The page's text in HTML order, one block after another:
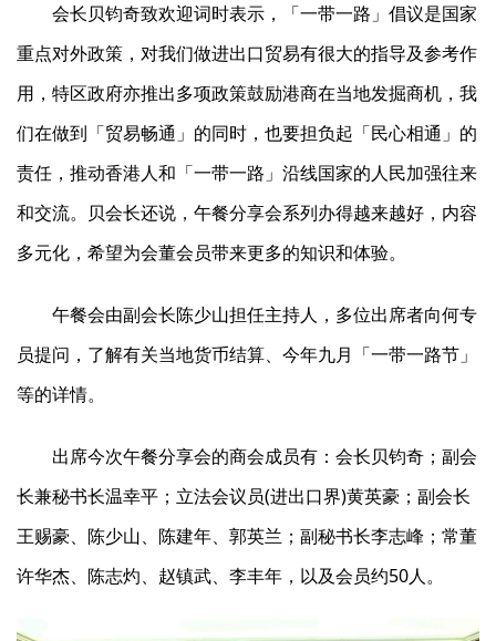
会长贝钧奇致欢迎词时表示，「一带一路」倡议是国家
重点对外政策，对我们做进出口贸易有很大的指导及参考作
用，特区政府亦推出多项政策鼓励港商在当地发掘商机，我
们在做到「贸易畅通」的同时，也要担负起「民心相通」的
责任，推动香港人和「一带一路」沿线国家的人民加强往来
和交流。贝会长还说，午餐分享会系列办得越来越好，内容
多元化，希望为会董会员带来更多的知识和体验。
午餐会由副会长陈少山担任主持人，多位出席者向何专
员提问，了解有关当地货币结算、今年九月「一带一路节」
等的详情。
出席今次午餐分享会的商会成员有：会长贝钧奇；副会
长兼秘书长温幸平；立法会议员(进出口界)黄英豪；副会长
王赐豪、陈少山、陈建年、郭英兰；副秘书长李志峰；常董
许华杰、陈志灼、赵镇武、李丰年，以及会员约50人。